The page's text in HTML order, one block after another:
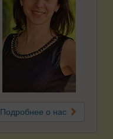
Подробнее о нас